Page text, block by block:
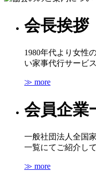
会長挨拶
1980年代より女性
い家事代行サービ
≫ more
会員企業
一般社団法人全国
一覧にてご紹介し
≫ more